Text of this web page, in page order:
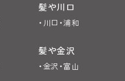
髪や川口
・川口・浦和
髪や金沢
・金沢・富山